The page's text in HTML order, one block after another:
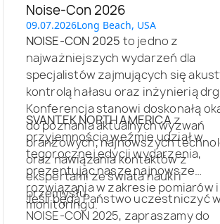
Noise-Con 2026
09.07.2026Long Beach, USA
NOISE-CON 2025 to jedno z
najważniejszych wydarzeń dla
specjalistów zajmujących się
kontrolą hałasu oraz inżynierią
Konferencja stanowi doskonałą
do poznania aktualnych wyzwań
branżowych, najnowszych
oraz nawiązania kontaktów z
ekspertami ze świata nauki i
przemysłu.
SVANTEK NORTH AMERICAz
przyjemnością weźmie udział w
tegorocznej edycji wydarzenia,
prezentując nasze najnowsze
rozwiązania w zakresie pomiarów i
monitoringu.
Jeśli będą Państwo uczestniczyć
NOISE-CON 2025, zapraszamy do